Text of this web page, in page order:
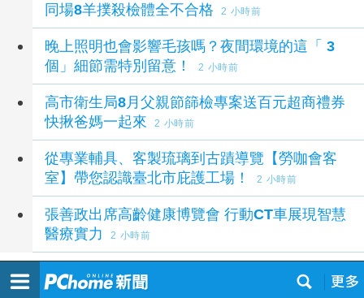
同場8羊撲殺檢體全不合格
2 小時前
晚上照明也會影響毛孩嗎？夜間環境的這「 3
個」細節需特別留意！
2 小時前
高市衛生局8月父親節篩檢專案送百元超商禮券
快揪爸媽一起來
2 小時前
從專業輔具、客製琉璃到古蹟導覽【勞咖會客
室】帶您認識臺北市庇護工場！
2 小時前
張善政出席高齡健康博覽會 行動CT車展現智慧
醫療實力
2 小時前